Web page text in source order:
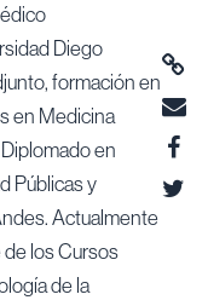
Diego
formación en
en Medicina
en
Públicas y
Actualmente
los Cursos
de la